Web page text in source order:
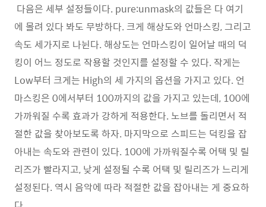
다음은 세부 설정들이다. pure:unmask의 값들은 다 여기
에 몰려 있다 봐도 무방하다. 크게 해상도와 언마스킹, 그리고
속도 세가지로 나뉜다. 해상도는 언마스킹이 일어날 때의 덕
킹이 어느 정도로 작용할 것인지를 설정할 수 있다. 작게는
Low부터 크게는 High의 세 가지의 옵션을 가지고 있다. 언
마스킹은 0에서부터 100까지의 값을 가지고 있는데, 100에
가까워질 수록 효과가 강하게 적용한다. 노브를 돌리면서 적
절한 값을 찾아보도록 하자. 마지막으로 스피드는 덕킹을 잡
아내는 속도와 관련이 있다. 100에 가까워질수록 어택 및 릴
리즈가 빨라지고, 낮게 설정될 수록 어택 및 릴리즈가 느리게
설정된다. 역시 음악에 따라 적절한 값을 잡아내는 게 중요하